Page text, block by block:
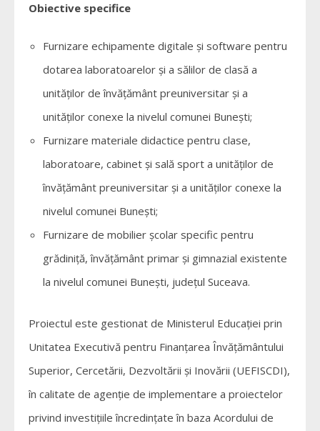
Obiective specifice
Furnizare echipamente digitale și software pentru
dotarea laboratoarelor și a sălilor de clasă a
unităților de învățământ preuniversitar și a
unităților conexe la nivelul comunei Bunești;
Furnizare materiale didactice pentru clase,
laboratoare, cabinet și sală sport a unităților de
învățământ preuniversitar și a unităților conexe la
nivelul comunei Bunești;
Furnizare de mobilier școlar specific pentru
grădiniță, învățământ primar și gimnazial existente
la nivelul comunei Bunești, județul Suceava.
Proiectul este gestionat de Ministerul Educației prin
Unitatea Executivă pentru Finanțarea Învățământului
Superior, Cercetării, Dezvoltării și Inovării (UEFISCDI),
în calitate de agenție de implementare a proiectelor
privind investițiile încredințate în baza Acordului de